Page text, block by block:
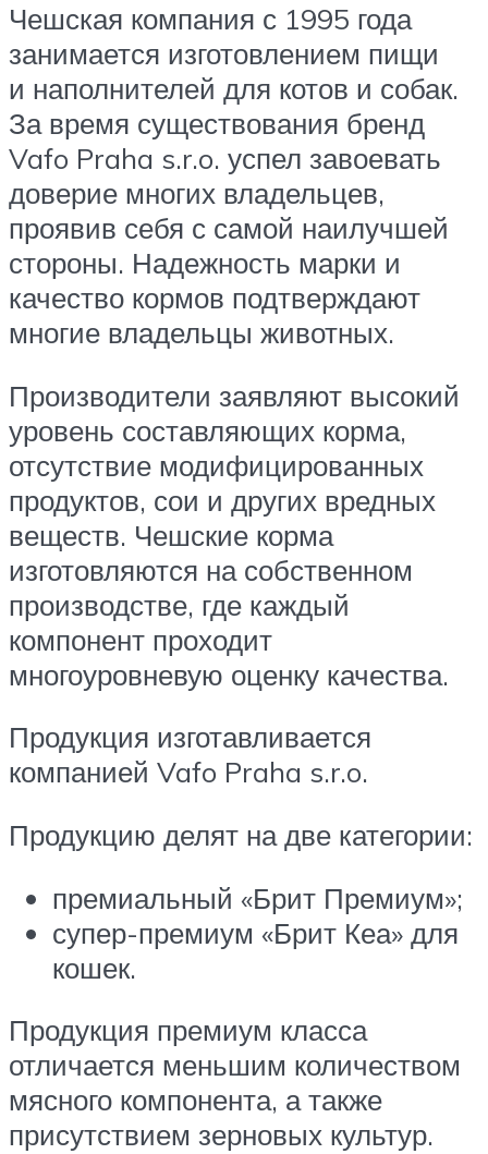
Чешская компания с 1995 года
занимается изготовлением пищи
и наполнителей для котов и собак.
За время существования бренд
Vafo Praha s.r.o. успел завоевать
доверие многих владельцев,
проявив себя с самой наилучшей
стороны. Надежность марки и
качество кормов подтверждают
многие владельцы животных.
Производители заявляют высокий
уровень составляющих корма,
отсутствие модифицированных
продуктов, сои и других вредных
веществ. Чешские корма
изготовляются на собственном
производстве, где каждый
компонент проходит
многоуровневую оценку качества.
Продукция изготавливается
компанией Vafo Praha s.r.o.
Продукцию делят на две категории:
премиальный «Брит Премиум»;
супер-премиум «Брит Кеа» для
кошек.
Продукция премиум класса
отличается меньшим количеством
мясного компонента, а также
присутствием зерновых культур.